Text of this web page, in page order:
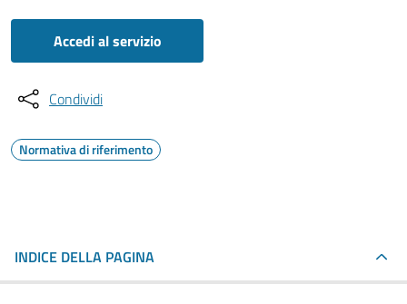
Accedi al servizio
Condividi
Normativa di riferimento
INDICE DELLA PAGINA